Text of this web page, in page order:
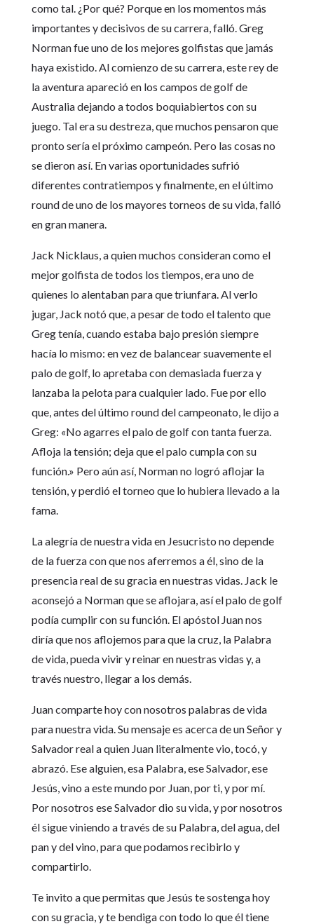
como tal. ¿Por qué? Porque en los momentos más
importantes y decisivos de su carrera, falló. Greg
Norman fue uno de los mejores golfistas que jamás
haya existido. Al comienzo de su carrera, este rey de
la aventura apareció en los campos de golf de
Australia dejando a todos boquiabiertos con su
juego. Tal era su destreza, que muchos pensaron que
pronto sería el próximo campeón. Pero las cosas no
se dieron así. En varias oportunidades sufrió
diferentes contratiempos y finalmente, en el último
round de uno de los mayores torneos de su vida, falló
en gran manera.
Jack Nicklaus, a quien muchos consideran como el
mejor golfista de todos los tiempos, era uno de
quienes lo alentaban para que triunfara. Al verlo
jugar, Jack notó que, a pesar de todo el talento que
Greg tenía, cuando estaba bajo presión siempre
hacía lo mismo: en vez de balancear suavemente el
palo de golf, lo apretaba con demasiada fuerza y
lanzaba la pelota para cualquier lado. Fue por ello
que, antes del último round del campeonato, le dijo a
Greg: «No agarres el palo de golf con tanta fuerza.
Afloja la tensión; deja que el palo cumpla con su
función.» Pero aún así, Norman no logró aflojar la
tensión, y perdió el torneo que lo hubiera llevado a la
fama.
La alegría de nuestra vida en Jesucristo no depende
de la fuerza con que nos aferremos a él, sino de la
presencia real de su gracia en nuestras vidas. Jack le
aconsejó a Norman que se aflojara, así el palo de golf
podía cumplir con su función. El apóstol Juan nos
diría que nos aflojemos para que la cruz, la Palabra
de vida, pueda vivir y reinar en nuestras vidas y, a
través nuestro, llegar a los demás.
Juan comparte hoy con nosotros palabras de vida
para nuestra vida. Su mensaje es acerca de un Señor y
Salvador real a quien Juan literalmente vio, tocó, y
abrazó. Ese alguien, esa Palabra, ese Salvador, ese
Jesús, vino a este mundo por Juan, por ti, y por mí.
Por nosotros ese Salvador dio su vida, y por nosotros
él sigue viniendo a través de su Palabra, del agua, del
pan y del vino, para que podamos recibirlo y
compartirlo.
Te invito a que permitas que Jesús te sostenga hoy
con su gracia, y te bendiga con todo lo que él tiene